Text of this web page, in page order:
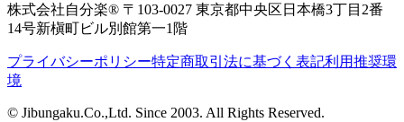
株式会社自分楽® 〒103-0027 東京都中央区日本橋3丁目2番
14号新槇町ビル別館第一1階
プライバシーポリシー特定商取引法に基づく表記利用推奨環
境
© Jibungaku.Co.,Ltd. Since 2003. All Rights Reserved.